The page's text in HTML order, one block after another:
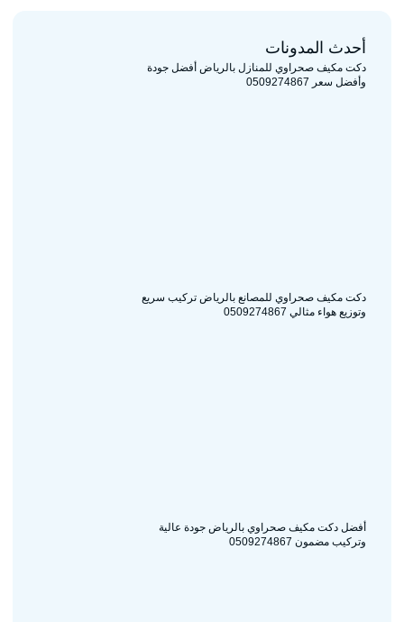
أحدث المدونات
دكت مكيف صحراوي للمنازل بالرياض أفضل جودة
وأفضل سعر 0509274867
دكت مكيف صحراوي للمصانع بالرياض تركيب سريع
وتوزيع هواء مثالي 0509274867
أفضل دكت مكيف صحراوي بالرياض جودة عالية
وتركيب مضمون 0509274867